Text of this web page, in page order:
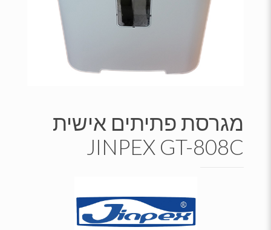
מגרסת פתיתים אישית
JINPEX GT-808C